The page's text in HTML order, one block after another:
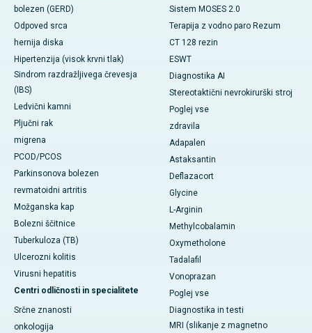
bolezen (GERD)
Odpoved srca
hernija diska
Hipertenzija (visok krvni tlak)
Sindrom razdražljivega črevesja
(IBS)
Ledvični kamni
Pljučni rak
migrena
PCOD/PCOS
Parkinsonova bolezen
revmatoidni artritis
Možganska kap
Bolezni ščitnice
Tuberkuloza (TB)
Ulcerozni kolitis
Virusni hepatitis
Centri odličnosti in specialitete
Srčne znanosti
onkologija
Sistem MOSES 2.0
Terapija z vodno paro Rezum
CT 128 rezin
ESWT
Diagnostika AI
Stereotaktični nevrokirurški stroj
Poglej vse
zdravila
Adapalen
Astaksantin
Deflazacort
Glycine
L-Arginin
Methylcobalamin
Oxymetholone
Tadalafil
Vonoprazan
Poglej vse
Diagnostika in testi
MRI (slikanje z magnetno